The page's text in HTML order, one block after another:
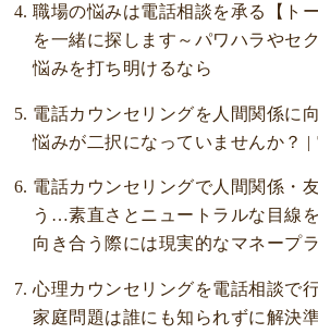
職場の悩みは電話相談を承る【ト
を一緒に探します～パワハラやセ
悩みを打ち明けるなら
電話カウンセリングを人間関係に
悩みが二択になっていませんか？
電話カウンセリングで人間関係・
う…素直さとニュートラルな目線
向き合う際には現実的なマネープ
心理カウンセリングを電話相談で
家庭問題は誰にも知られずに解決